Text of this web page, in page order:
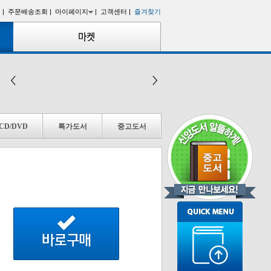
| 주문배송조회 | 마이페이지 | 고객센터 | 즐겨찾기
DVD 특가도서 중고도서